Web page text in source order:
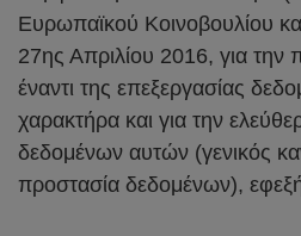
Ευρωπαϊκού Κοινοβουλίου
27ης Απριλίου 2016, για
έναντι της επεξεργασίας
χαρακτήρα και για την
δεδομένων αυτών (γενικός
προστασία δεδομένων),